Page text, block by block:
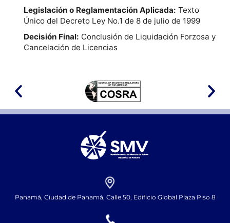
Legislación o Reglamentación Aplicada: Texto
Único del Decreto Ley No.1 de 8 de julio de 1999
Decisión Final: Conclusión de Liquidación Forzosa y
Cancelación de Licencias
Panamá, Ciudad de Panamá, Calle 50, Edificio Global Plaza Piso 8